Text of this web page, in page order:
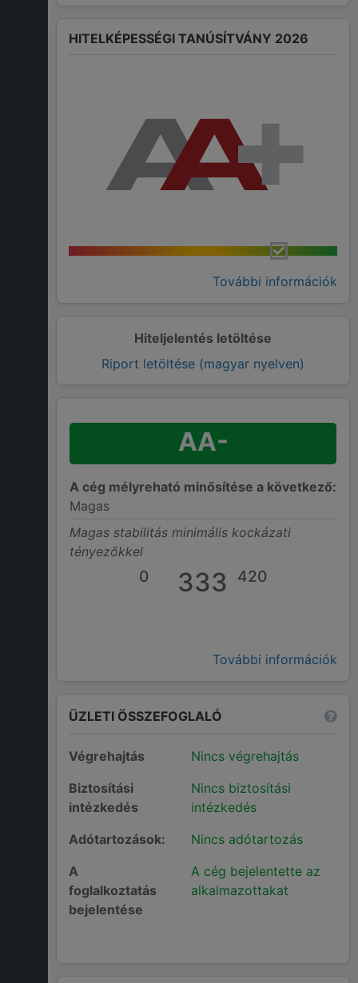
HITELKÉPESSÉGI TANÚSÍTVÁNY 2026
További információk
Hiteljelentés letöltése
Riport letöltése (magyar nyelven)
AA-
A cég mélyreható minősítése a következő:
Magas
Magas stabilitás minimális kockázati
tényezőkkel
0 333 420
További információk
ÜZLETI ÖSSZEFOGLALÓ
Végrehajtás
Nincs végrehajtás
Biztosítási
intézkedés
Nincs biztosítási
intézkedés
Adótartozások:
Nincs adótartozás
A
foglalkoztatás
bejelentése
A cég bejelentette az
alkalmazottakat